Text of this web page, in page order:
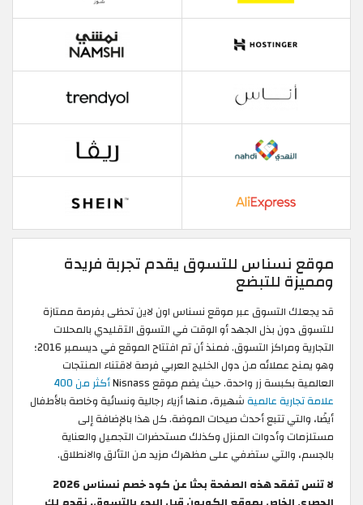
موقع نسناس للتسوق يقدم تجربة فريدة
ومميزة للتبضع
قد يجعلك التسوق عبر موقع نسناس اون لاين تحظى بفرصة ممتازة
للتسوق دون بذل الجهد أو الوقت في التسوق التقليدي بالمحلات
التجارية ومراكز التسوق. فمنذ أن تم افتتاح الموقع في ديسمبر 2016؛
وهو يمنح عملائه من دول الخليج العربي فرصة لاقتناء المنتجات
العالمية بكبسة زر واحدة. حيث يضم موقع Nisnass
أكثر من 400
علامة تجارية عالميةشهيرة، منها أزياء رجالية ونسائية وخاصة بالأطفال
أيضًا، والتي تتبع أحدث صيحات الموضة. كل هذا بالإضافة إلى
مستلزمات وأدوات المنزل وكذلك مستحضرات التجميل والعناية
بالجسم، والتي ستضفي على مظهرك مزيد من التألق والانطلاق.
لا تنس تفقد هذه الصفحة بحثا عن كود خصم نسناس 2026